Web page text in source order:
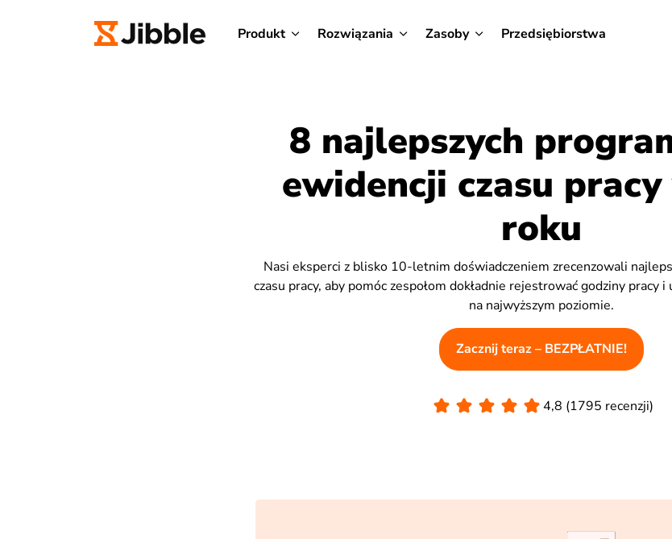
Produkt Rozwiązania Zasoby Przedsiębiorstwa
8 najlepszych
ewidencji czasu
roku
Nasi eksperci z blisko 10-letnim doświadczeniem zrecenzowali
czasu pracy, aby pomóc zespołom dokładnie rejestrować godziny pracy
na najwyższym poziomie.
Zacznij teraz – BEZPŁATNIE!
4,8 (1795 recenzji)